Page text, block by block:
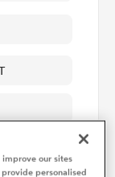
our sites
personalised